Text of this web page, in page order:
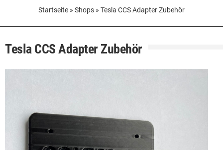
Startseite » Shops » Tesla CCS Adapter Zubehör
Tesla CCS Adapter Zubehör